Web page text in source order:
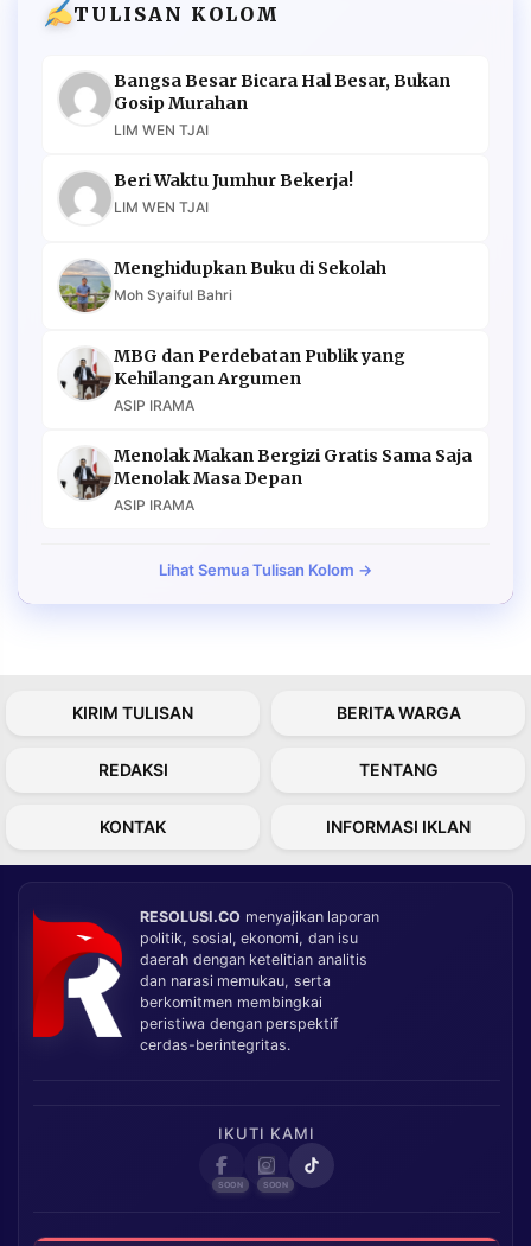
TULISAN KOLOM
Bangsa Besar Bicara Hal Besar, Bukan
Gosip Murahan
LIM WEN TJAI
Beri Waktu Jumhur Bekerja!
LIM WEN TJAI
Menghidupkan Buku di Sekolah
Moh Syaiful Bahri
MBG dan Perdebatan Publik yang
Kehilangan Argumen
ASIP IRAMA
Menolak Makan Bergizi Gratis Sama Saja
Menolak Masa Depan
ASIP IRAMA
Lihat Semua Tulisan Kolom →
KIRIM TULISAN BERITA WARGA
REDAKSI TENTANG
KONTAK INFORMASI IKLAN
RESOLUSI.CO menyajikan laporan
politik, sosial, ekonomi, dan isu
daerah dengan ketelitian analitis
dan narasi memukau, serta
berkomitmen membingkai
peristiwa dengan perspektif
cerdas-berintegritas.
IKUTI KAMI